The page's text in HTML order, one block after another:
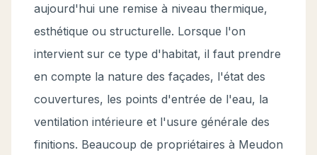
aujourd'hui une remise à niveau thermique,
esthétique ou structurelle. Lorsque l'on
intervient sur ce type d'habitat, il faut prendre
en compte la nature des façades, l'état des
couvertures, les points d'entrée de l'eau, la
ventilation intérieure et l'usure générale des
finitions. Beaucoup de propriétaires à Meudon